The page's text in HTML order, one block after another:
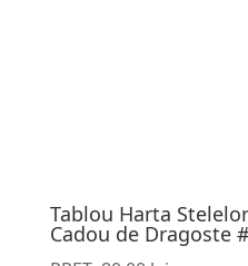
Tablou Harta
Cadou de Dragoste